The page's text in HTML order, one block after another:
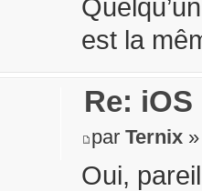
est la
Re:
parTernix
Oui,